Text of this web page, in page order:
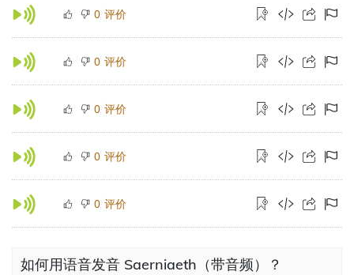
0 评价
0 评价
0 评价
0 评价
0 评价
如何用语音发音 Saerniaeth（带音频）？